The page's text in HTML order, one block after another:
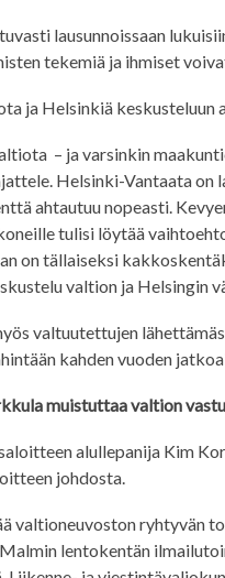
lausunnoissaan
tekemiä ja ihmiset
ja Helsinkiä keskusteluun
– ja varsinkin
Helsinki-Vantaata on
ahtautuu nopeasti.
tulisi löytää
on tällaiseksi
valtion ja Helsingin
valtuutettujen
kahden vuoden
muistuttaa valtion
alullepanija Kim
johdosta.
valtioneuvoston ryhtyvän
lentokentän